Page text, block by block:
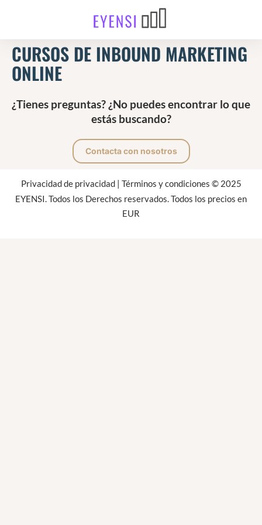
CURSOS DE INBOUND MARKETING
ONLINE
¿Tienes preguntas? ¿No puedes encontrar lo que
estás buscando?
Contacta con nosotros
Privacidad de privacidad| Términos y condiciones © 2025
EYENSI. Todos los Derechos reservados. Todos los precios en
EUR